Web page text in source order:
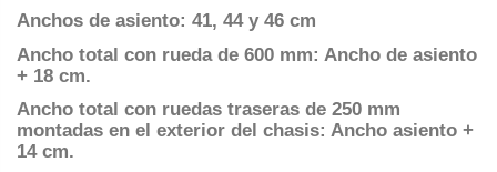
Anchos de asiento: 41, 44 y 46 cm
Ancho total con rueda de 600 mm: Ancho de asiento
+ 18 cm.
Ancho total con ruedas traseras de 250 mm
montadas en el exterior del chasis: Ancho asiento +
14 cm.